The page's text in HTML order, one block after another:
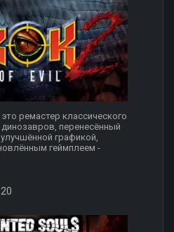
ремастер классического
перенесённый
графикой,
геймплеем -